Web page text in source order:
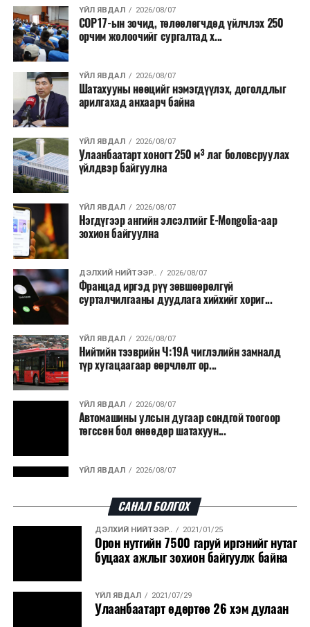
санхүүжилт
татахаар зорьж байна. Нэг төслийн
дундаж санхүүжилтийн хэмжээ700 мянган
ам.доллар байхаар тооцжээ.
ҮЙЛ ЯВДАЛ 2026/08/07
COP17-ын зочид, төлөөлөгчдөд үйлчлэх 250
орчим жолоочийг сургалтад х...
ҮЙЛ ЯВДАЛ 2026/08/07
Шатахууны нөөцийг нэмэгдүүлэх, доголдлыг
арилгахад анхаарч байна
ҮЙЛ ЯВДАЛ 2026/08/07
Улаанбаатарт хоногт 250 м³ лаг боловсруулах
үйлдвэр байгуулна
ҮЙЛ ЯВДАЛ 2026/08/07
Нэгдүгээр ангийн элсэлтийг E-Mongolia-аар
зохион байгуулна
ДЭЛХИЙ НИЙТЭЭР.. 2026/08/07
Францад иргэд рүү зөвшөөрөлгүй
сурталчилгааны дуудлага хийхийг хориг...
ҮЙЛ ЯВДАЛ 2026/08/07
Нийтийн тээврийн Ч:19А чиглэлийн замналд
түр хугацаагаар өөрчлөлт ор...
ҮЙЛ ЯВДАЛ 2026/08/07
Автомашины улсын дугаар сондгой тоогоор
төгссөн бол өнөөдөр шатахуун...
ҮЙЛ ЯВДАЛ 2026/08/07
ДЭЛХИЙ НИЙТЭЭР.. 2026/08/06
“Уралдронзавод” компанийн ерөнхий
захирлын автомашиныг дэлбэлжээ...
ҮЙЛ ЯВДАЛ 2026/08/06
Сүхбаатар боомтоор тав хоногт 10 мянга гаруй
САНАЛ БОЛГОХ
ДЭЛХИЙ НИЙТЭЭР.. 2021/01/25
Орон нутгийн 7500 гаруй иргэнийг нутаг
буцаах ажлыг зохион байгуулж байна
ҮЙЛ ЯВДАЛ 2021/07/29
Улаанбаатарт өдөртөө 26 хэм дулаан